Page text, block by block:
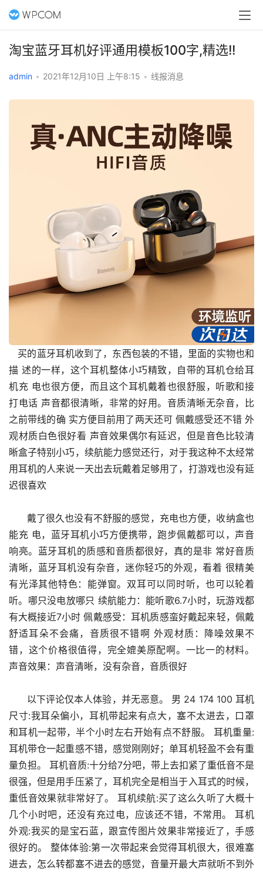
淘宝蓝牙耳机好评通用模板100字,精选!!
admin • 2021年12月10日 上午8:15 • 线报消息
描 述的一样，这个耳机整体小巧精致，自带的耳机仓给耳
机充 电也很方便，而且这个耳机戴着也很舒服，听歌和接
打电话 声音都很清晰，非常的好用。音质清晰无杂音，比
之前带线的确 实方便目前用了两天还可 佩戴感受还不错 外
观材质白色很好看 声音效果偶尔有延迟，但是音色比较清
晰盒子特别小巧，续航能力感觉还行，对于我这种不太经常
用耳机的人来说一天出去玩戴着足够用了，打游戏也没有延
迟很喜欢
能充 电，蓝牙耳机小巧方便携带，跑步佩戴都可以，声音
响亮。蓝牙耳机的质感和音质都很好，真的是非 常好音质
清晰，蓝牙耳机没有杂音，迷你轻巧的外观，看着 很精美
有光泽其他特色：能弹窗。双耳可以同时听，也可以轮着
听。哪只没电放哪只 续航能力：能听歌6.7小时，玩游戏都
有大概接近7小时 佩戴感受：耳机质感蛮好戴起来轻，佩戴
舒适耳朵不会痛，音质很不错啊 外观材质：降噪效果不
错，这个价格很值得，完全媲美原配啊。一比一的材料。
声音效果：声音清晰，没有杂音，音质很好
尺寸:我耳朵偏小，耳机带起来有点大，塞不太进去，口罩
和耳机一起带，半个小时左右开始有点不舒服。 耳机重量:
耳机带仓一起重感不错，感觉刚刚好；单耳机轻盈不会有重
量负担。 耳机音质:十分给7分吧，带上去扣紧了重低音不是
很强，但是用手压紧了，耳机完全是相当于入耳式的时候，
重低音效果就非常好了。 耳机续航:买了这么久听了大概十
几个小时吧，还没有充过电，应该还不错，不常用。 耳机
外观:我买的是宝石蓝，跟宣传图片效果非常接近了，手感
很好的。 整体体验:第一次带起来会觉得耳机很大，很难塞
进去，怎么转都塞不进去的感觉，音量开最大声就听不到外